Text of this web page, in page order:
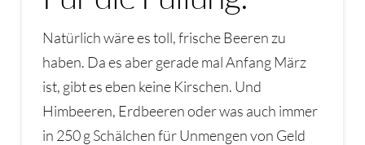
Natürlich wäre es toll, frische Beeren zu
haben. Da es aber gerade mal Anfang März
ist, gibt es eben keine Kirschen. Und
Himbeeren, Erdbeeren oder was auch immer
in 250 g Schälchen für Unmengen von Geld